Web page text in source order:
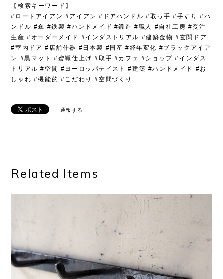
【検索キーワード】
#ロートアイアン #アイアン #ドアハンドル #取っ手 #手すり #ハ
ンドル #傘 #鉄製 #ハンドメイド #鍛造 #職人 #自社工房 #受注
生産 #オーダーメイド #インダストリアル #建築金物 #玄関ドア
#室内ドア #店舗什器 #日本製 #国産 #経年変化 #ブラックアイア
ン #黒マット #蜜蝋仕上げ #取手 #カフェ #ショップ #インダス
トリアル #空間 #ヨーロッパテイスト #建築 #ハンドメイド #お
しゃれ #機能的 #こだわり #空間づくり
通報する
Related Items